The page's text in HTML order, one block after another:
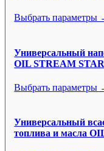
Выбрать параметры
Универсальный
OIL STREAM
Выбрать параметры
Универсальный
топлива и масла